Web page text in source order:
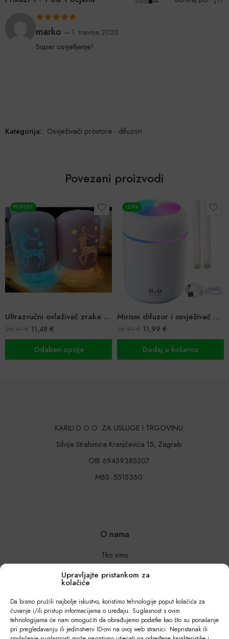
Upravljajte pristankom za
kolačiće
Da bismo pružili najbolje iskustvo, koristimo tehnologije poput kolačića za
čuvanje i/ili pristup informacijama o uređaju. Suglasnost s ovim
tehnologijama će nam omogućiti da obrađujemo podatke kao što su ponašanje
pri pregledavanju ili jedinstveni ID-ovi na ovoj web stranici. Nepristanak ili
Ocijenjeno5
od 5
marko – 1. travnja 2020.
Super osvjetljenje!
Kategorija:: Osvježivači prostora - difuzori
Povezani proizvodi
-29%
Mirisni difuzor i osvježivač zraka modernog dizajna
16,99€ 11,99€
Dodaj u košaricu
POPUST
Plameni difuzor
29,99€ 19,91€
Odaberi opcije
KARILI D.O.O. ZA USLUGE I TRGOVINU
Silvija Strahimira Kranjčevića 15, Zagreb
OIB 69459385207
MBS: 5515360
O nama
Tko smo
Kontakt
Uvjeti poslovanja
Za poslovne kupce – Veleprodaja
Trebate pomoć?